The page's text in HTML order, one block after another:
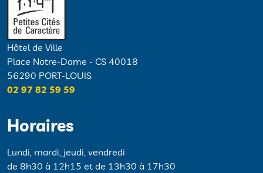
Hôtel de Ville
Place Notre-Dame - CS 40018
56290 PORT-LOUIS
02 97 82 59 59
Horaires
Lundi, mardi, jeudi, vendredi
de 8h30 à 12h15 et de 13h30 à 17h30